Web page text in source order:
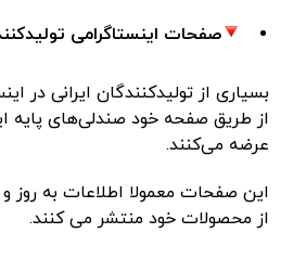
صفحات اینستاگرامی
بسیاری از تولیدکنندگان ایرانی در
از طریق صفحه خود صندلی‌های پایه
عرضه می‌کنند.
این صفحات معمولا اطلاعات به
از محصولات خود منتشر می کنند.